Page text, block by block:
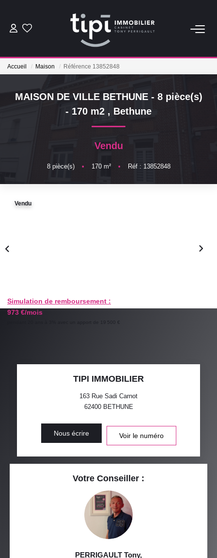
ACHETER
Nos Biens Locations
Nos Biens Loués
VENDRE
Accueil Maison Référence 13852848
MAISON DE VILLE BETHUNE - 8 pièce(s)
- 170 m2 , Bethune
Vendu
8pièce(s) • 170m² • Réf : 13852848
Vendu
Simulation de remboursement :
973 €/mois
pendant 20 ans à 3% avec un apport de 19 500 €
TIPI IMMOBILIER
163 Rue Sadi Carnot
62400 BETHUNE
Nous écrire Voir le numéro
Votre Conseiller :
PERRIGAULT Tony,